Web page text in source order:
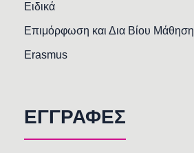
Ειδικά
Επιμόρφωση και Δια Βίου Μάθηση
Erasmus
ΕΓΓΡΑΦΕΣ